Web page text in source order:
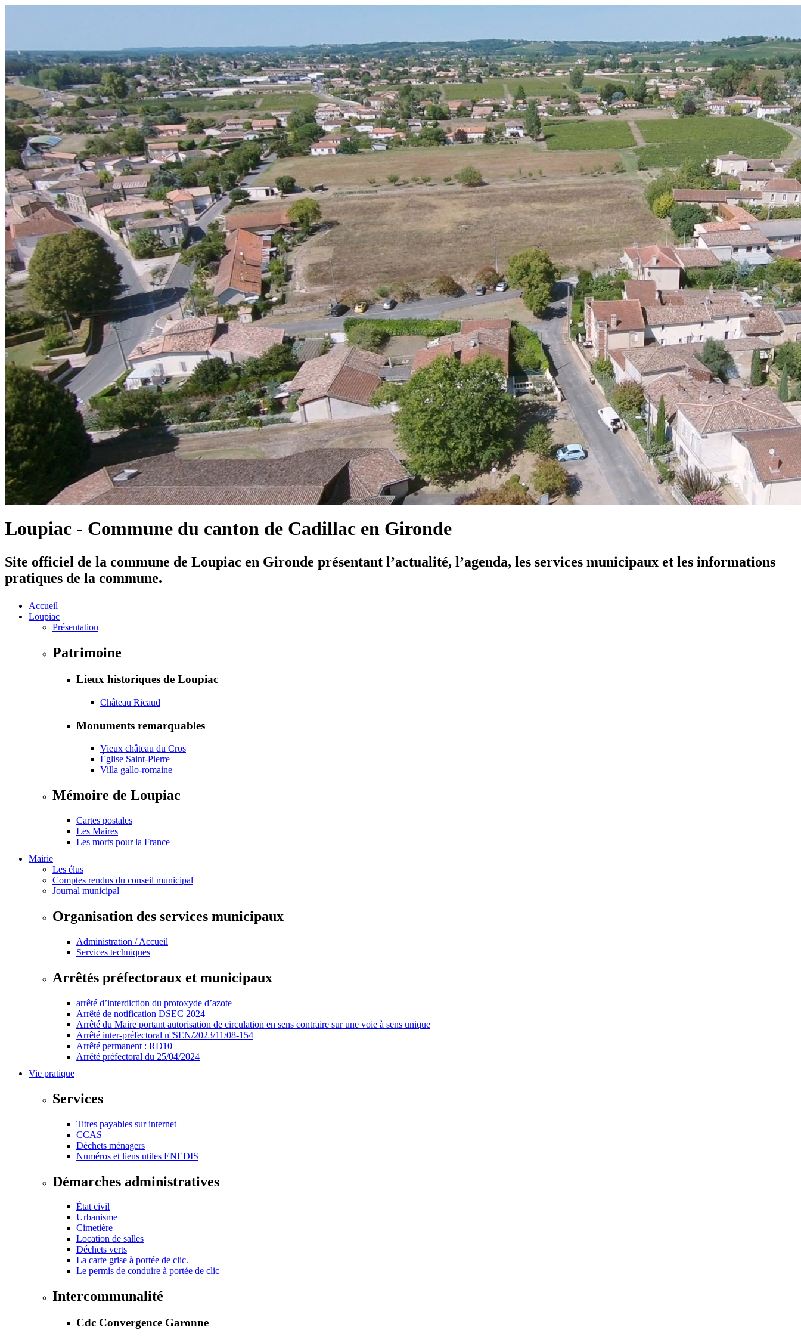
Loupiac - Commune du canton de Cadillac en Gironde
Site officiel de la commune de Loupiac en Gironde présentant l’actualité, l’agenda, les services municipaux et les informations
pratiques de la commune.
Accueil
Loupiac
Présentation
Patrimoine
Lieux historiques de Loupiac
Château Ricaud
Monuments remarquables
Vieux château du Cros
Église Saint-Pierre
Villa gallo-romaine
Mémoire de Loupiac
Cartes postales
Les Maires
Les morts pour la France
Mairie
Les élus
Comptes rendus du conseil municipal
Journal municipal
Organisation des services municipaux
Administration / Accueil
Services techniques
Arrêtés préfectoraux et municipaux
arrêté d’interdiction du protoxyde d’azote
Arrêté de notification DSEC 2024
Arrêté du Maire portant autorisation de circulation en sens contraire sur une voie à sens unique
Arrêté inter-préfectoral n°SEN/2023/11/08-154
Arrêté permanent : RD10
Arrêté préfectoral du 25/04/2024
Vie pratique
Services
Titres payables sur internet
CCAS
Déchets ménagers
Numéros et liens utiles ENEDIS
Démarches administratives
État civil
Urbanisme
Cimetière
Location de salles
Déchets verts
La carte grise à portée de clic.
Le permis de conduire à portée de clic
Intercommunalité
Cdc Convergence Garonne